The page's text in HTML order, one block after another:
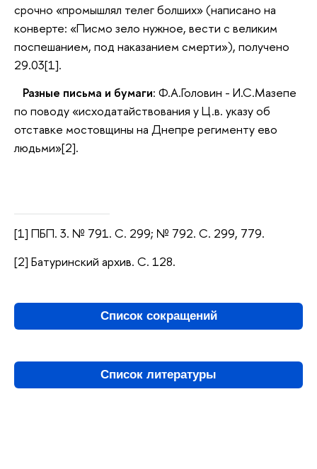
срочно «промышлял телег болших» (написано на
конверте: «Писмо зело нужное, вести с великим
поспешанием, под наказанием смерти»), получено
29.03[1].
Разные письма и бумаги: Ф.А.Головин - И.С.Мазепе
по поводу «исходатайствования у Ц.в. указу об
отставке мостовщины на Днепре регименту ево
людьми»[2].
[1] ПБП. 3. № 791. С. 299; № 792. С. 299, 779.
[2] Батуринский архив. С. 128.
Список сокращений
Список литературы